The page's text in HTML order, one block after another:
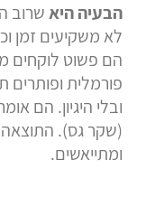
הבעיה היאשרוב
לא משקיעים זמן
הם פשוט לוקחים
פורמלית ופותרים
ובלי היגיון. הם
(שקר גס). התוצאה
ומתייאשים.